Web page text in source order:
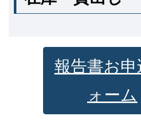
報告書お申
ォーム